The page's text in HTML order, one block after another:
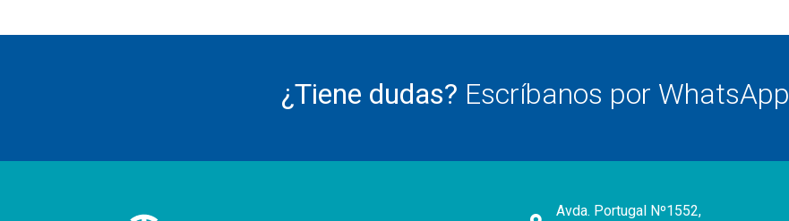
¿Tiene dudas? Escríbanos por WhatsApp
Avda. Portugal Nº1552,